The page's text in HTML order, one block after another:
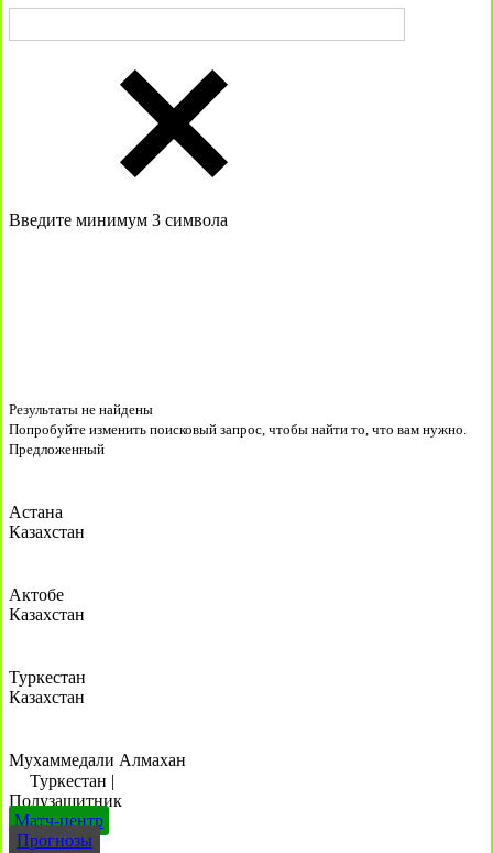
Введите минимум 3 символа
Результаты не найдены
Попробуйте изменить поисковый запрос, чтобы найти то, что вам нужно.
Предложенный
Астана
Казахстан
Актобе
Казахстан
Туркестан
Казахстан
Мухаммедали Алмахан
Туркестан |
Полузащитник
Матч-центр
Прогнозы